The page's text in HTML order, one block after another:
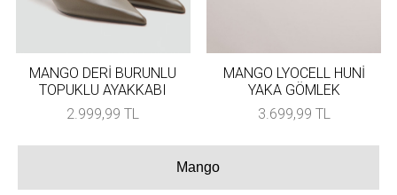
MANGO DERİ BURUNLU
TOPUKLU AYAKKABI
2.999,99 TL
MANGO LYOCELL HUNİ
YAKA GÖMLEK
3.699,99 TL
Mango